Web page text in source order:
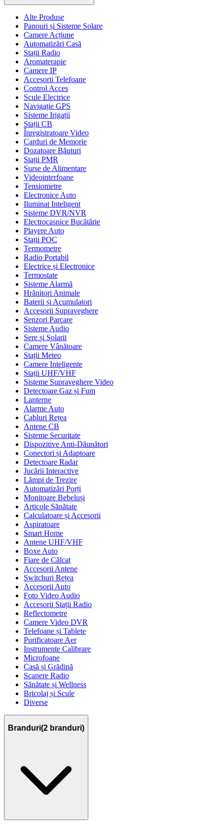
Alte Produse
Panouri și Sisteme Solare
Camere Acțiune
Automatizări Casă
Stații Radio
Aromaterapie
Camere IP
Accesorii Telefoane
Control Acces
Scule Electrice
Navigație GPS
Sisteme Irigații
Stații CB
Înregistratoare Video
Carduri de Memorie
Dozatoare Băuturi
Stații PMR
Surse de Alimentare
Videointerfoane
Tensiometre
Electronice Auto
Iluminat Inteligent
Sisteme DVR/NVR
Electrocasnice Bucătărie
Playere Auto
Stații POC
Termometre
Radio Portabil
Electrice și Electronice
Termostate
Sisteme Alarmă
Hrănitori Animale
Baterii și Acumulatori
Accesorii Supraveghere
Senzori Parcare
Sisteme Audio
Sere și Solarii
Camere Vânătoare
Stații Meteo
Camere Inteligente
Stații UHF/VHF
Sisteme Supraveghere Video
Detectoare Gaz și Fum
Lanterne
Alarme Auto
Cabluri Rețea
Antene CB
Sisteme Securitate
Dispozitive Anti-Dăunători
Conectori și Adaptoare
Detectoare Radar
Jucării Interactive
Lămpi de Trezire
Automatizări Porți
Monitoare Bebeluși
Articole Sănătate
Calculatoare și Accesorii
Aspiratoare
Smart Home
Antene UHF/VHF
Boxe Auto
Fiare de Călcat
Accesorii Antene
Switchuri Rețea
Accesorii Auto
Foto Video Audio
Accesorii Stații Radio
Reflectometre
Camere Video DVR
Telefoane și Tablete
Purificatoare Aer
Instrumente Calibrare
Microfoane
Casă și Grădină
Scanere Radio
Sănătate și Wellness
Bricolaj și Scule
Diverse
Branduri(2 branduri)